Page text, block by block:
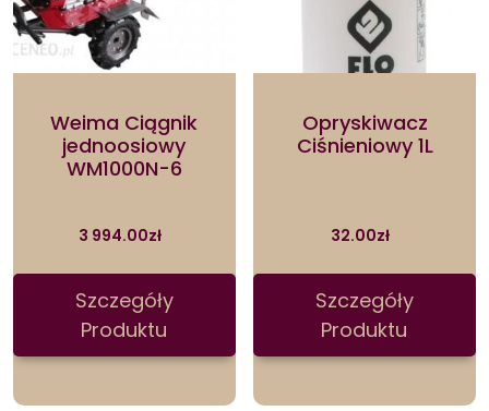
Weima Ciągnik
jednoosiowy
WM1000N-6
3 994.00zł
Szczegóły
Produktu
Opryskiwacz
Ciśnieniowy 1L
32.00zł
Szczegóły
Produktu